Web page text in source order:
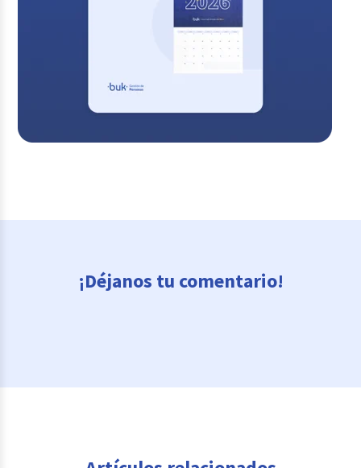
¡Déjanos tu comentario!